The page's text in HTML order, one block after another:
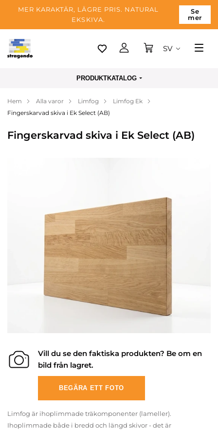
MER KARAKTÄR, LÄGRE PRIS. NATURAL
EKSKIVA.
Se
mer
Tallinn
Betalning
Blogg
SV
PRODUKTKATALOG
Hem Alla varor Limfog
Limfog Ek
Fingerskarvad skiva i Ek Select (AB)
Fingerskarvad skiva i Ek Select (AB)
Vill du se den faktiska produkten? Be om en
bild från lagret.
BEGÄRA ETT FOTO
Limfog är ihoplimmade träkomponenter (lameller).
Ihoplimmade både i bredd och längd skivor - det är